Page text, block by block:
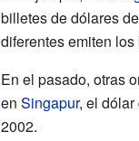
billetes de dólares
diferentes emiten
En el pasado, otras
en Singapur, el dólar
2002.